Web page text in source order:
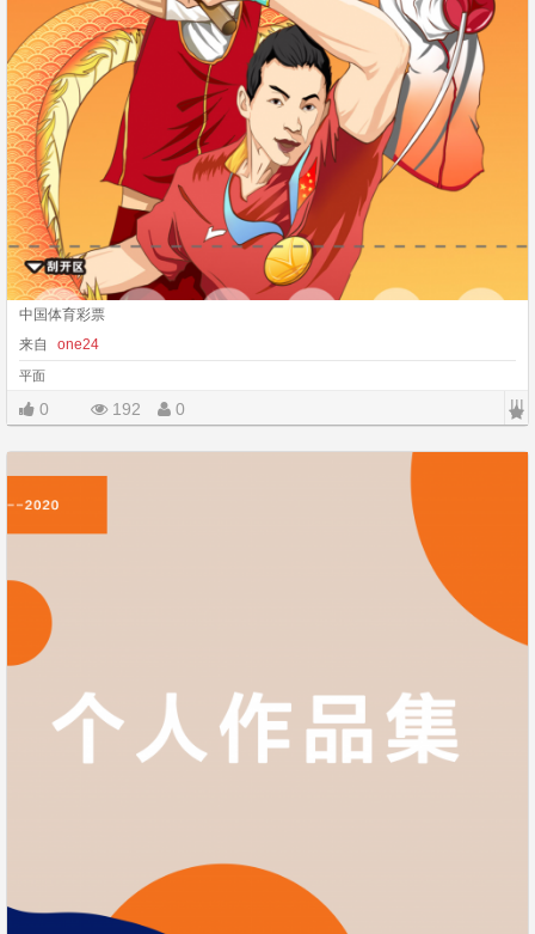
中国体育彩票
来自
one24
平面
0 192 0 |||